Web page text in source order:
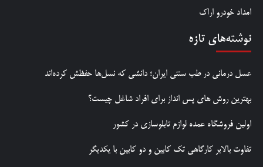
امداد خودرو اراک
نوشته‌های تازه
عسل درمانی در طب سنتی ایران؛ دانشی که نسل‌ها حفظش کرده‌اند
بهترین روش‌ های پس‌ انداز برای افراد شاغل چیست؟
اولین فروشگاه عمده لوازم تابلوسازی در کشور
تفاوت بالابر کارگاهی تک کابین و دو کابین با یکدیگر